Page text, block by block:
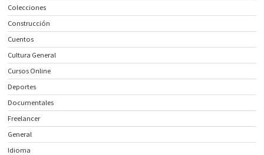
Colecciones
Construcción
Cuentos
Cultura General
Cursos Online
Deportes
Documentales
Freelancer
General
Idioma